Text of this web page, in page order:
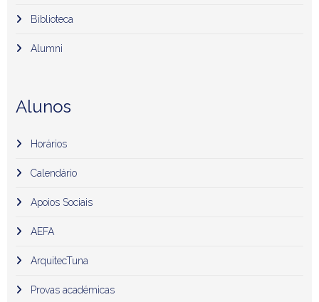
Biblioteca
Alumni
Alunos
Horários
Calendário
Apoios Sociais
AEFA
ArquitecTuna
Provas académicas